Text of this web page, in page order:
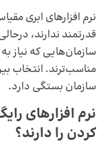
نرم‌ افزارهای ابری
قدرتمند ندارند،
سازمان‌هایی که نیاز
مناسب‌ترند. انتخاب
سازمان بستگی دارد.
نرم‌ افزارهای
کردن را دارند؟